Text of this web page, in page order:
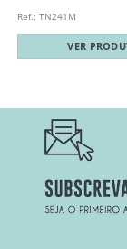
Ref.: TN241M
VER